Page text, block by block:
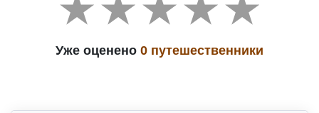
Уже оценено 0 путешественники